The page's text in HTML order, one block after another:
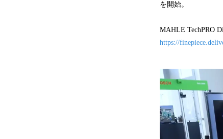
を開始。
MAHLE TechPRO
https://